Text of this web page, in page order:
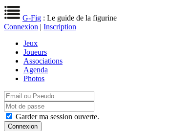
G-Fig : Le guide de la figurine
Connexion | Inscription
Jeux
Joueurs
Associations
Agenda
Photos
Garder ma session ouverte.